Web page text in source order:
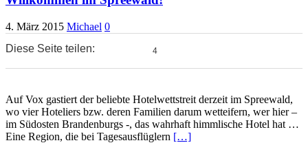
4. März 2015 Michael 0
Diese Seite teilen:
4
Auf Vox gastiert der beliebte Hotelwettstreit derzeit im Spreewald,
wo vier Hoteliers bzw. deren Familien darum wetteifern, wer hier –
im Südosten Brandenburgs -, das wahrhaft himmlische Hotel hat …
Eine Region, die bei Tagesausflüglern […]